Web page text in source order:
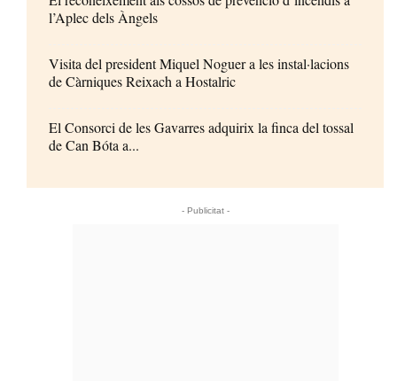
l’Aplec dels Àngels
Visita del president Miquel Noguer a les instal·lacions
de Càrniques Reixach a Hostalric
El Consorci de les Gavarres adquirix la finca del tossal
de Can Bóta a...
- Publicitat -